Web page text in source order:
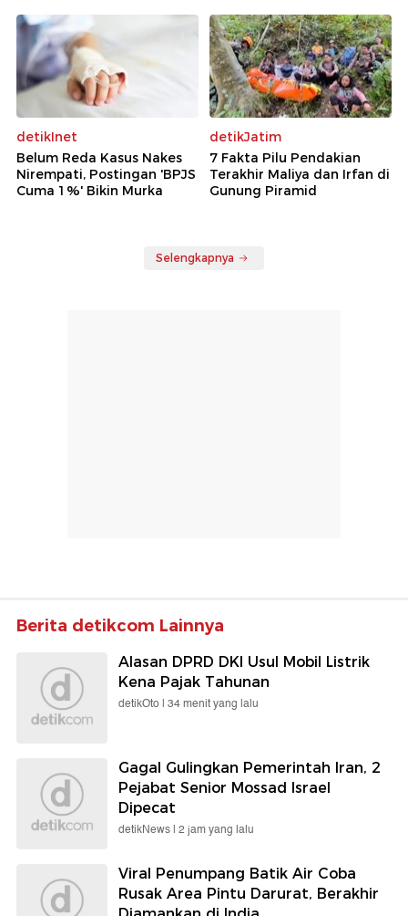
detikInet
Belum Reda Kasus Nakes
Nirempati, Postingan 'BPJS
Cuma 1%' Bikin Murka
detikJatim
7 Fakta Pilu Pendakian
Terakhir Maliya dan Irfan di
Gunung Piramid
Selengkapnya
Berita detikcom Lainnya
Alasan DPRD DKI Usul Mobil Listrik
Kena Pajak Tahunan
detikOto | 34 menit yang lalu
Gagal Gulingkan Pemerintah Iran, 2
Pejabat Senior Mossad Israel
Dipecat
detikNews | 2 jam yang lalu
Viral Penumpang Batik Air Coba
Rusak Area Pintu Darurat, Berakhir